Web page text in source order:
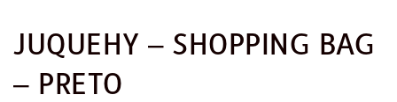
JUQUEHY – SHOPPING BAG
– PRETO